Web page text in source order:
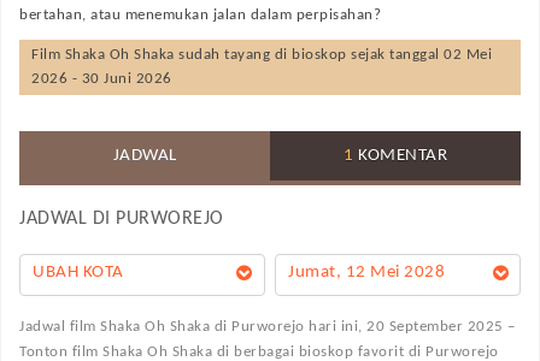
bertahan, atau menemukan jalan dalam perpisahan?
Film Shaka Oh Shaka sudah tayang di bioskop sejak tanggal 02 Mei
2026 - 30 Juni 2026
JADWAL 1 KOMENTAR
JADWAL DI PURWOREJO
Jumat, 12 Mei 2028
UBAH KOTA
Jadwal film Shaka Oh Shaka di Purworejo hari ini, 20 September 2025 –
Tonton film Shaka Oh Shaka di berbagai bioskop favorit di Purworejo